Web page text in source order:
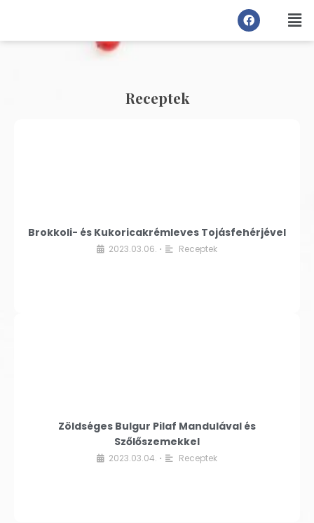
Receptek
Brokkoli- és Kukoricakrémleves Tojásfehérjével
2023.03.06. • Receptek
Zöldséges Bulgur Pilaf Mandulával és
Szőlőszemekkel
2023.03.04. • Receptek